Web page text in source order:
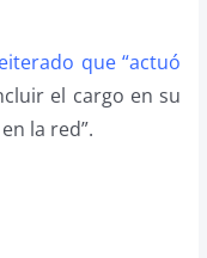
que “actuó
el cargo en su
la red”.